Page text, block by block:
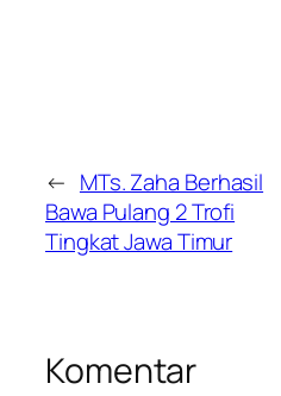
← MTs. Zaha Berhasil
Bawa Pulang 2 Trofi
Tingkat Jawa Timur
Komentar